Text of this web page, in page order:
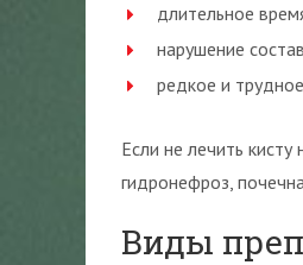
длительное
нарушение
редкое и
Если не лечить
гидронефроз,
Виды